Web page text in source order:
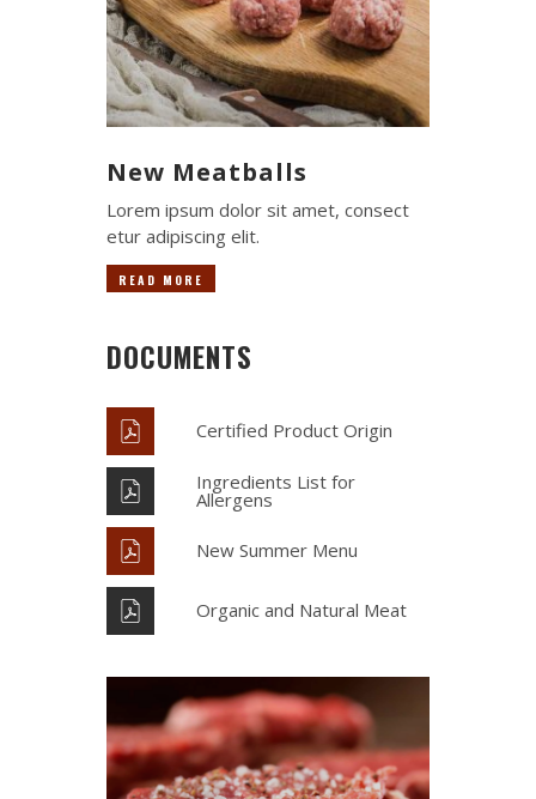
New Meatballs
Lorem ipsum dolor sit amet, consect
etur adipiscing elit.
READ MORE
DOCUMENTS
Certified Product Origin
Ingredients List for
Allergens
New Summer Menu
Organic and Natural Meat